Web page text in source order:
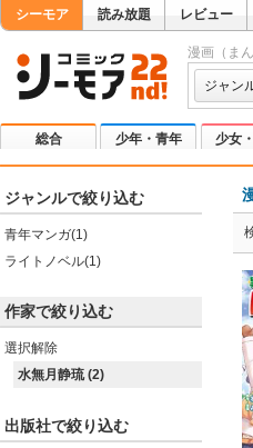
シーモア 読み放題 レビュー
漫画（ま
ジャン
総合 少年・青年 少女
ジャンルで絞り込む
青年マンガ(1)
ライトノベル(1)
作家で絞り込む
選択解除
水無月静琉 (2)
出版社で絞り込む